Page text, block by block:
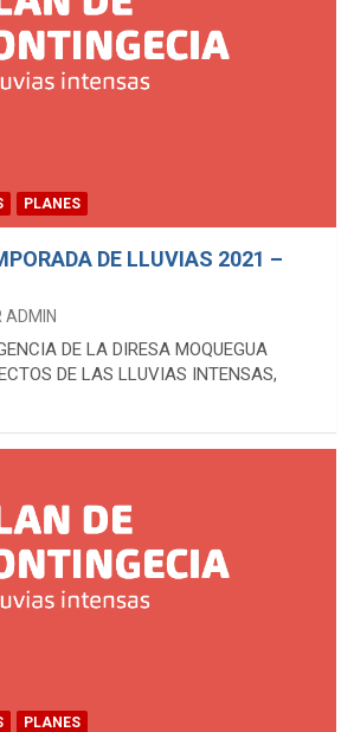
PLANES
DE LLUVIAS 2021 –
ADMIN
DE LA DIRESA MOQUEGUA
DE LAS LLUVIAS INTENSAS,
PLANES